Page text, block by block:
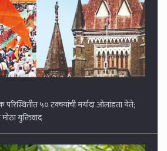
तर राष्ट्रीय ओबीसी महासंघाचा थेट आंदोलानाचा